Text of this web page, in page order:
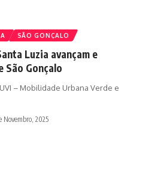
SÃO GONÇALO
Luzia avançam e
São Gonçalo
– Mobilidade Urbana Verde e
Novembro, 2025